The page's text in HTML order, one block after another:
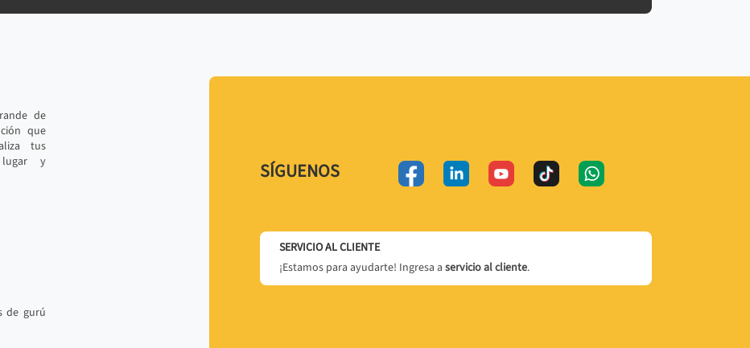
de
que
tus
lugar y
de gurú
SÍGUENOS
SERVICIO AL CLIENTE
¡Estamos para ayudarte! Ingresa a servicio al cliente.